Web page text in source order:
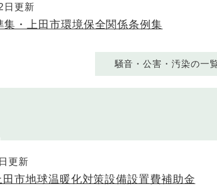
日更新
集・上田市環境保全関係条例集
騒音・公害・汚染の一
更新
市地球温暖化対策設備設置費補助金